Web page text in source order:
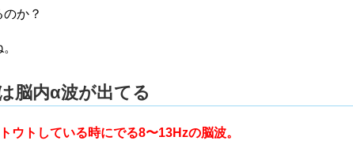
か？
脳内α波が出てる
ウトしている時にでる8〜13Hzの脳波。